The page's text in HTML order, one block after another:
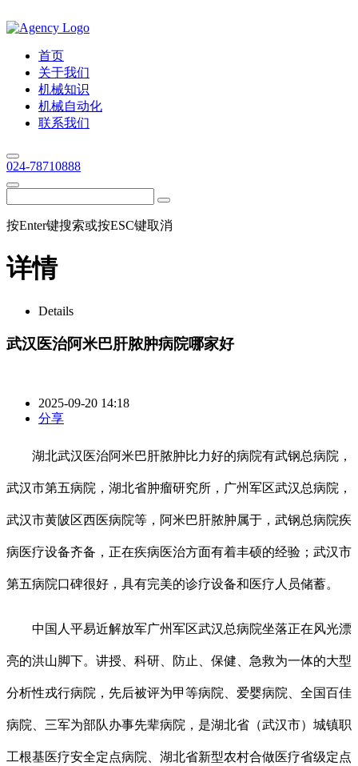
首页
关于我们
机械知识
机械自动化
联系我们
024-78710888
按Enter键搜索或按ESC键取消
详情
Details
武汉医治阿米巴肝脓肿病院哪家好
2025-09-20 14:18
分享
湖北武汉医治阿米巴肝脓肿比力好的病院有武钢总病院，
武汉市第五病院，湖北省肿瘤研究所，广州军区武汉总病院，
武汉市黄陂区西医病院等，阿米巴肝脓肿属于，武钢总病院疾
病医疗设备齐备，正在疾病医治方面有着丰硕的经验；武汉市
第五病院口碑很好，具有完美的诊疗设备和医疗人员储蓄。
中国人平易近解放军广州军区武汉总病院坐落正在风光漂
亮的洪山脚下。讲授、科研、防止、保健、急救为一体的大型
分析性戎行病院，先后被评为甲等病院、爱婴病院、全国百佳
病院、三军为部队办事先辈病院，是湖北省（武汉市）城镇职
工根基医疗安全定点病院、湖北省新型农村合做医疗省级定点